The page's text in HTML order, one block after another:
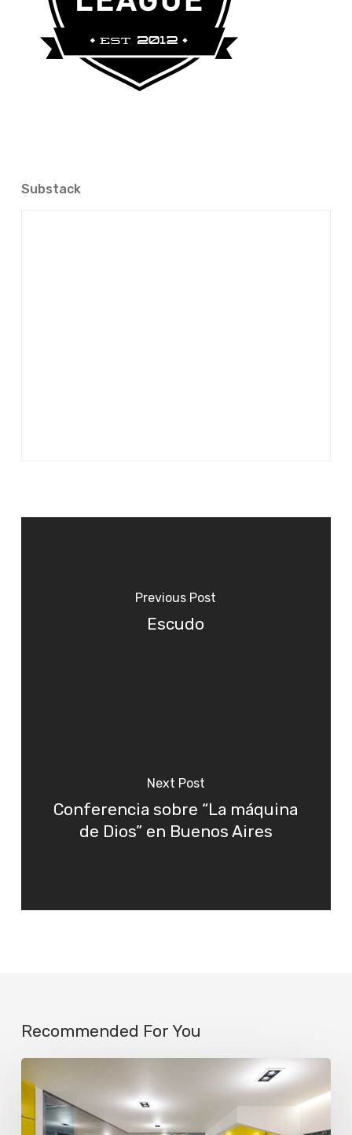
Substack
Previous Post
Escudo
Next Post
Conferencia sobre “La máquina
de Dios” en Buenos Aires
Recommended For You
ya